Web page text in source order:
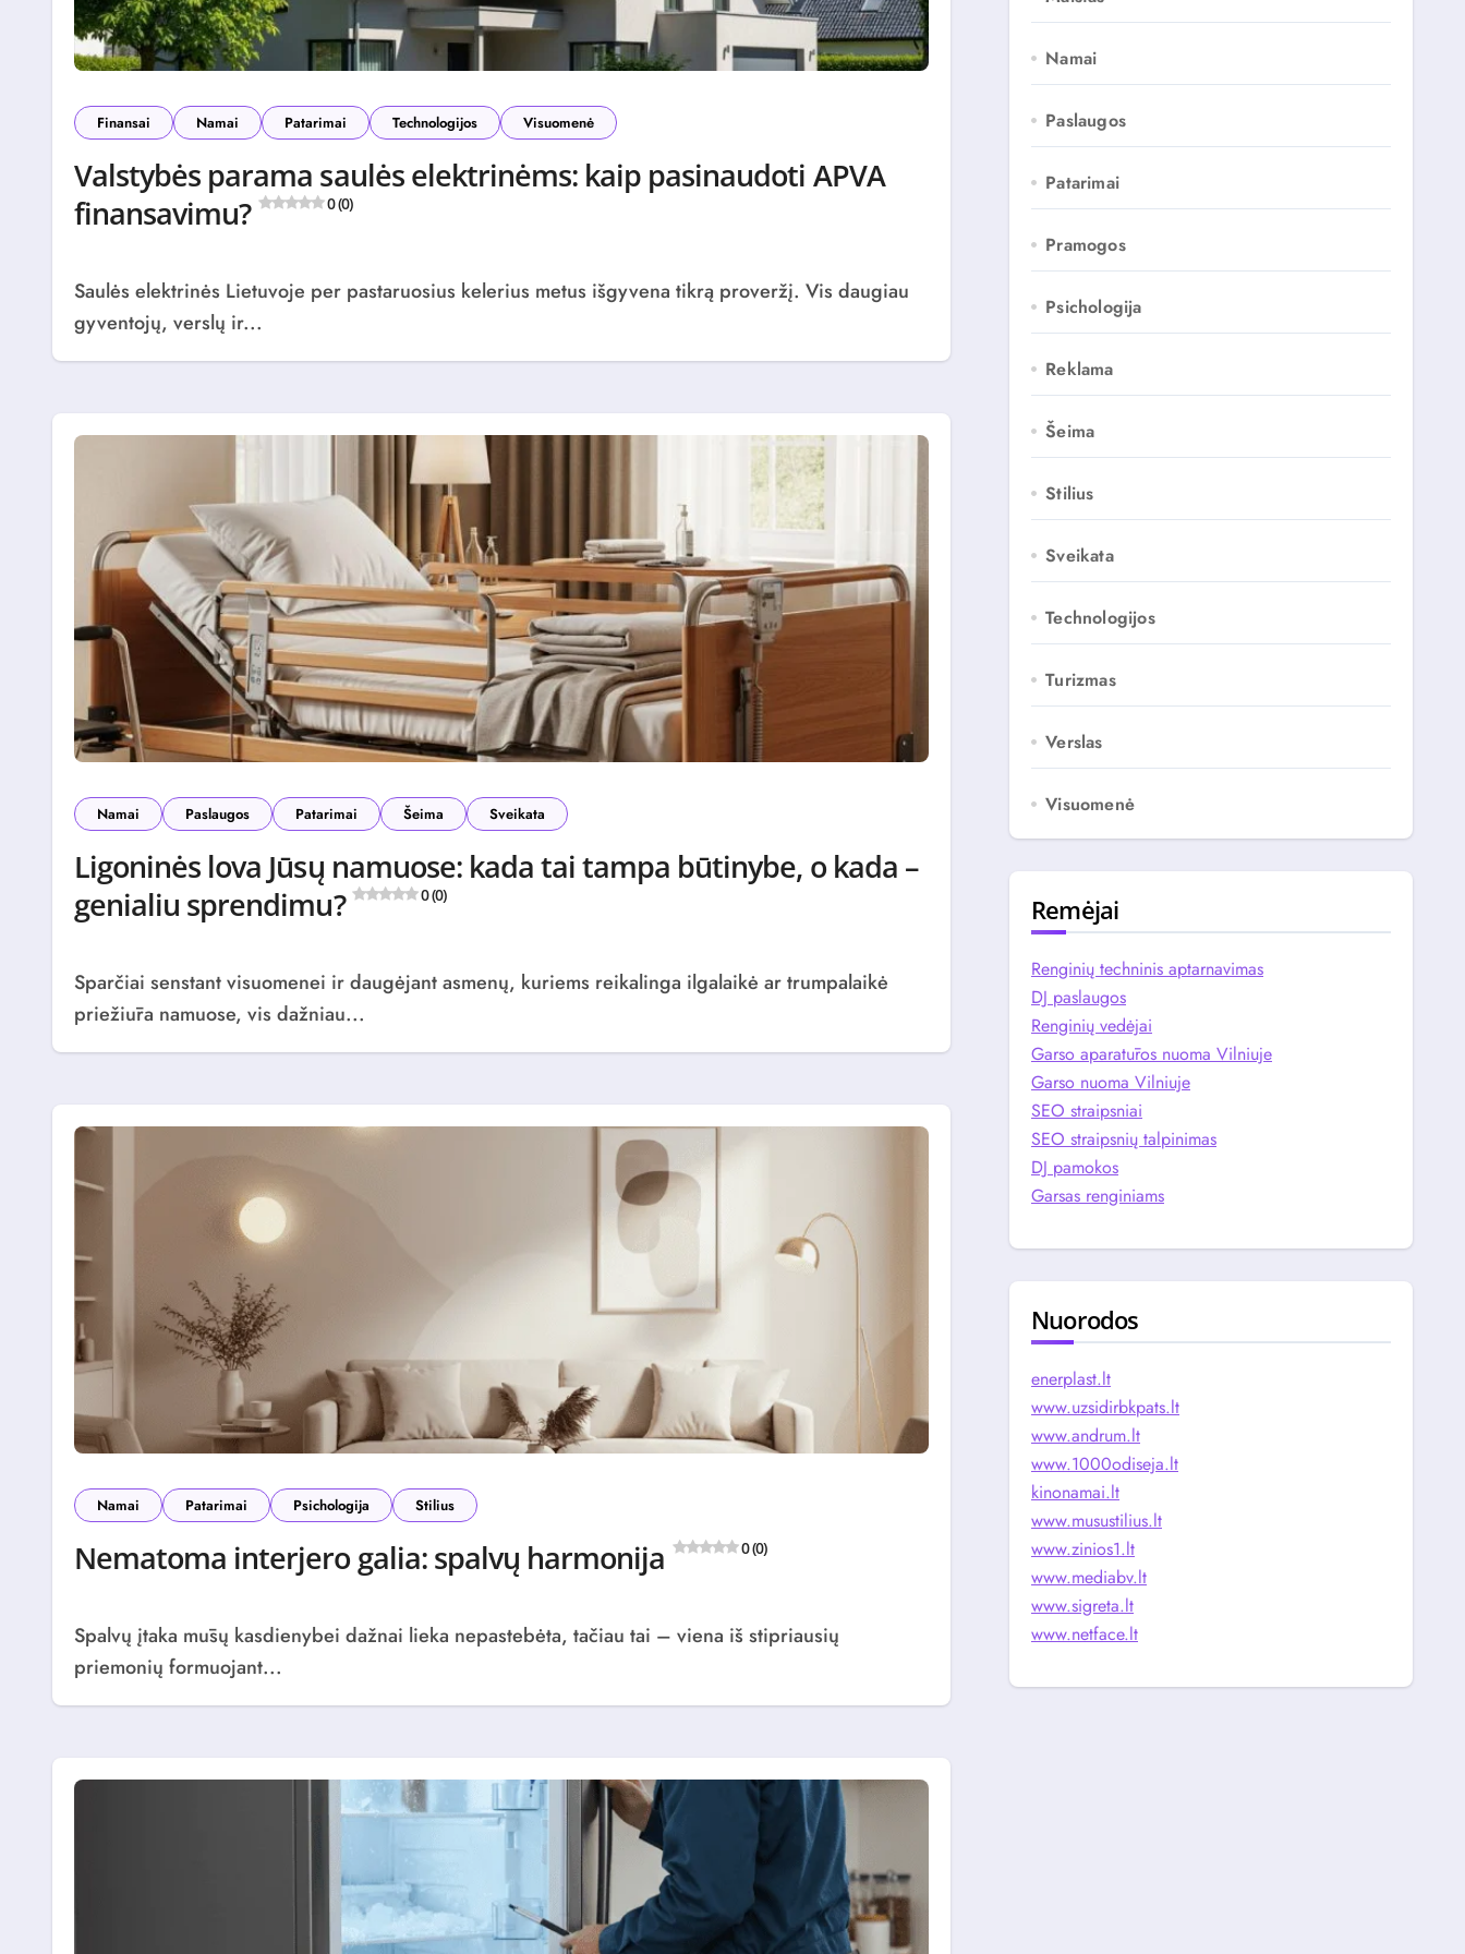
Finansai Namai Patarimai Technologijos Visuomenė
Valstybės parama saulės elektrinėms: kaip pasinaudoti APVA
finansavimu?
0 (0)
Saulės elektrinės Lietuvoje per pastaruosius kelerius metus išgyvena tikrą proveržį. Vis daugiau
gyventojų, verslų ir...
Namai Paslaugos Patarimai Šeima Sveikata
Ligoninės lova Jūsų namuose: kada tai tampa būtinybe, o kada –
genialiu sprendimu?
0 (0)
Sparčiai senstant visuomenei ir daugėjant asmenų, kuriems reikalinga ilgalaikė ar trumpalaikė
priežiūra namuose, vis dažniau...
Namai Patarimai Psichologija Stilius
Nematoma interjero galia: spalvų harmonija 0 (0)
Spalvų įtaka mūsų kasdienybei dažnai lieka nepastebėta, tačiau tai – viena iš stipriausių
priemonių formuojant...
Namai
Paslaugos
Patarimai
Pramogos
Psichologija
Reklama
Šeima
Stilius
Sveikata
Technologijos
Turizmas
Verslas
Visuomenė
Remėjai
Renginių techninis aptarnavimas
DJ paslaugos
Renginių vedėjai
Garso aparatūros nuoma Vilniuje
Garso nuoma Vilniuje
SEO straipsniai
SEO straipsnių talpinimas
DJ pamokos
Garsas renginiams
Nuorodos
enerplast.lt
www.uzsidirbkpats.lt
www.andrum.lt
www.1000odiseja.lt
kinonamai.lt
www.musustilius.lt
www.zinios1.lt
www.mediabv.lt
www.sigreta.lt
www.netface.lt